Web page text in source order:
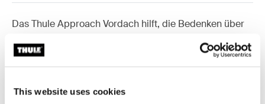
This website uses cookies
Das Thule Approach Vordach hilft, die Bedenken über
an heißen Tagen den benötigten Schatten. Es erweitert
auch Dein Camp, um mehr Raum für das soziale Leben